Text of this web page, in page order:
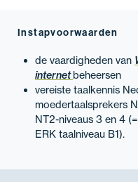
Instapvoorwaarden
de vaardigheden van
internetbeheersen
vereiste taalkennis
moedertaalsprekers
NT2-niveaus 3 en 4
ERK taalniveau B1).